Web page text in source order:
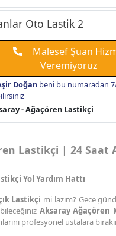
Oto Lastik 2
Malesef Şuan
Veremiyoruz
Doğan beni bu numaradan
- Ağaçören Lastikçi
Lastikçi | 24 Saat
Yol Yardım Hattı
Lastikçi mi lazım? Gece
Aksaray Ağaçören
profesyonel ustalara